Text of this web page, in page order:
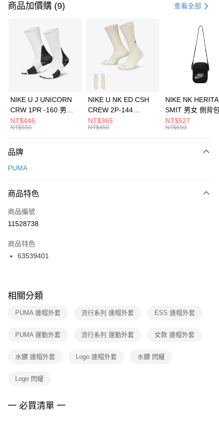
信用卡一次付款
3 期 0 利率 每期 21家銀行
合作金庫商業銀行
第一商業銀行
華南商業銀行
彰化商業銀行
上海商業儲蓄銀行
元大商業銀行
台灣樂天信用卡公司
Apple Pay
全盈+PAY
AFTEE先享後付
【關於「AFTEE先享後付」】
便利好安心！
３．安心：先確認商品／服務後，再付款。
【「AFTEE先享後付」結帳流程】
１．於結帳方式選擇「AFTEE先享後付」後，將跳轉至「AFTEE先享後付」
２．訂單成立數日內，您將收到繳費通知簡訊。
３．收到繳費通知簡訊後14天內，點擊此簡訊中的連結，可透過四大超商／
ATM／網路銀行／等多元方式進行付款，方視為交易完成。
※ 交易是否成功請以「AFTEE先享後付 」之結帳頁面顯示為準，若有關於
是否繳費成功／繳費後需取消欲退款等相關疑問，請聯繫「AFTEE先享後付
客戶支援中心」 https://netprotections.freshdesk.com/support/home
１．透過由恩沛科技股份有限公司提供之「AFTEE先享後付」服務完成之交
權轉讓予恩沛科技股份有限公司。
３．未成年的使用者請事先徵得法定代理人或監護人之同意方可使用
４．使用「AFTEE先享後付」時，將依據個別帳號之用戶狀況，依本公司即
運送方式
每筆NT$100，滿NT$1,500(含以上)免運費
宅配
每筆NT$100，滿NT$1,500(含以上)免運費
付款後門市自取
每筆NT$100，滿NT$1,500(含以上)免運費
商品加價購 (9) 查看全部
NIKE U J UNICORN
CRW 1PR -160 男女
中統襪 FZ3393100
NT$446
NT$550
NIKE U NK ED CSH
CREW 2P-144
EMBRDY 男女 短統襪
FZ3073133
NT$365
NT$450
NIKE NK
SMIT 男女 側背
BA5871010
NT$527
NT$650
品牌
PUMA
商品特色
商品編號
11528738
商品特色
63539401
相關分類
PUMA 連帽外套 流行系列 連帽外套 ESS 連帽外套
PUMA 運動外套 流行系列 運動外套 女款 連帽外套
水鑽 連帽外套 Logo 連帽外套 水鑽 閃耀
Logo 閃耀
一 必買清單 一